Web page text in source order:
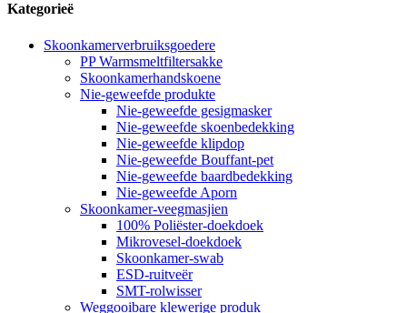
Kategorieë
Skoonkamerverbruiksgoedere
PP Warmsmeltfiltersakke
Skoonkamerhandskoene
Nie-geweefde produkte
Nie-geweefde gesigmasker
Nie-geweefde skoenbedekking
Nie-geweefde klipdop
Nie-geweefde Bouffant-pet
Nie-geweefde baardbedekking
Nie-geweefde Aporn
Skoonkamer-veegmasjien
100% Poliëster-doekdoek
Mikrovesel-doekdoek
Skoonkamer-swab
ESD-ruitveër
SMT-rolwisser
Weggooibare klewerige produk